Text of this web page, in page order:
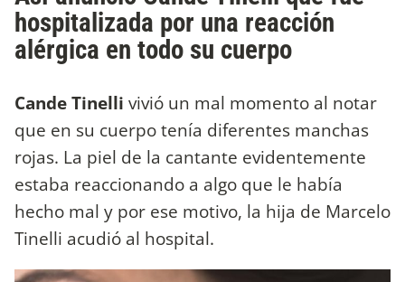
hospitalizada por una reacción
alérgica en todo su cuerpo
Cande Tinelli vivió un mal momento al notar
que en su cuerpo tenía diferentes manchas
rojas. La piel de la cantante evidentemente
estaba reaccionando a algo que le había
hecho mal y por ese motivo, la hija de Marcelo
Tinelli acudió al hospital.